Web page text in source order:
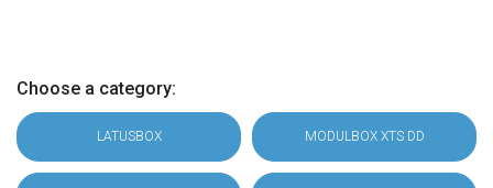
Choose a category:
LATUSBOX MODULBOX XTS DD